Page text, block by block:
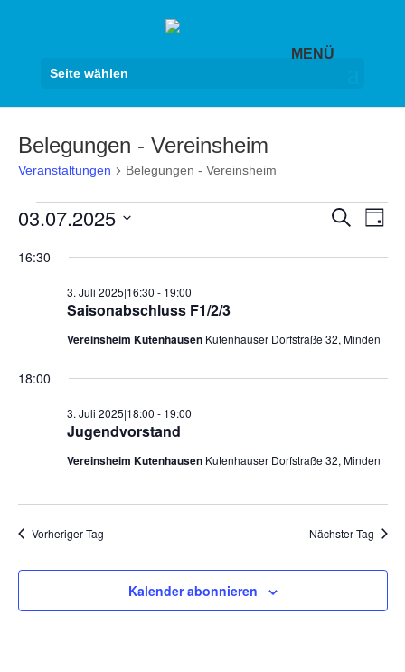
Seite wählen
Belegungen - Vereinsheim
Veranstaltungen Belegungen - Vereinsheim
Veranstaltungen
3.
2025
und
Suche
Tag
03.07.2025
16:30
Saisonabschluss F1/2/3
3. Juli 2025|16:30 - 19:00
Vereinsheim Kutenhausen Kutenhauser Dorfstraße 32, Minden
18:00
Jugendvorstand
3. Juli 2025|18:00 - 19:00
Vereinsheim Kutenhausen Kutenhauser Dorfstraße 32, Minden
Vorheriger Tag Nächster Tag
Kalender abonnieren